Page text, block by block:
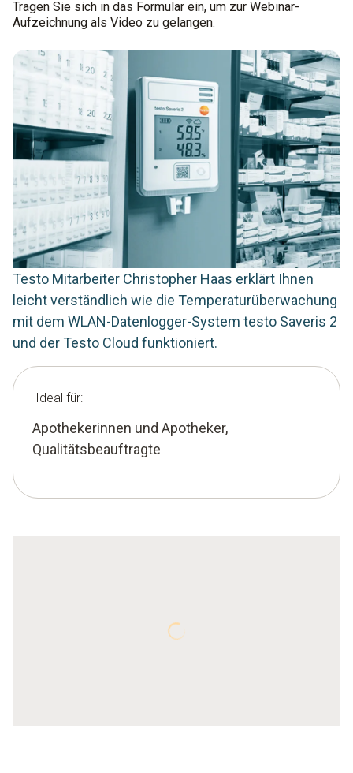
Tragen Sie sich in das Formular ein, um zur Webinar-
Aufzeichnung als Video zu gelangen.
Testo Mitarbeiter Christopher Haas erklärt Ihnen
leicht verständlich wie die Temperaturüberwachung
mit dem WLAN-Datenlogger-System testo Saveris 2
und der Testo Cloud funktioniert.
Ideal für:
Apothekerinnen und Apotheker,
Qualitätsbeauftragte